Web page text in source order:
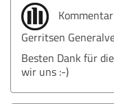
Gerritsen
Besten Dank für
wir uns :-)